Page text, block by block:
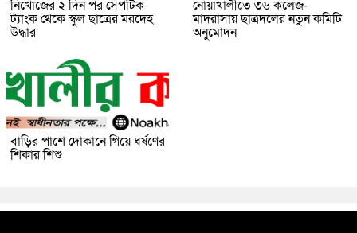
নিখোঁজের ২ দিন পর সেপটিক
ট্যাংক থেকে স্কুল ছাত্রের মরদেহ
উদ্ধার
নোয়াখালীতে ৩৬ কলেজ-
মাদরাসায় ছাত্রদলের নতুন কমিটি
অনুমোদন
বাড়ির পাশে দোকানে গিয়ে ধর্ষণের
শিকার শিশু